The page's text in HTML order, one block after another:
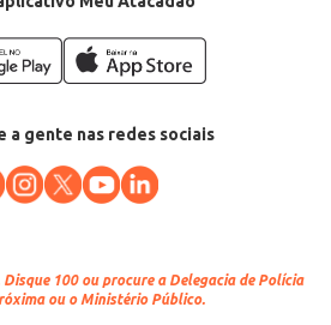
a gente nas redes sociais
Disque 100 ou procure a Delegacia de Polícia
ou o Ministério Público.